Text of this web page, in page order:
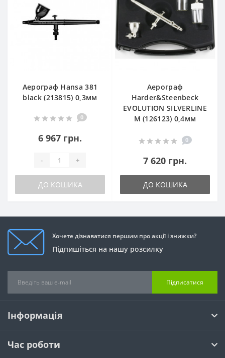
Аерограф Hansa 381
black (213815) 0,3мм
0
6 967 грн.
- +
ДО КОШИКА
Аерограф
Harder&Steenbeck
EVOLUTION SILVERLINE
M (126123) 0,4мм
0
7 620 грн.
ДО КОШИКА
Хочете дізнаватися першим про акції і знижки?
Підпишіться на нашу розсилку
Підписатися
Інформація
Час роботи